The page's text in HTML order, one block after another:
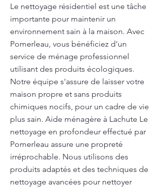
Le nettoyage résidentiel est une tâche
importante pour maintenir un
environnement sain à la maison. Avec
Pomerleau, vous bénéficiez d'un
service de ménage professionnel
utilisant des produits écologiques.
Notre équipe s'assure de laisser votre
maison propre et sans produits
chimiques nocifs, pour un cadre de vie
plus sain. Aide ménagère à Lachute Le
nettoyage en profondeur effectué par
Pomerleau assure une propreté
irréprochable. Nous utilisons des
produits adaptés et des techniques de
nettoyage avancées pour nettoyer